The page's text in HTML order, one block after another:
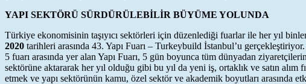
YAPI SEKTÖRÜ SÜRDÜRÜLEBİLİR BÜYÜME YOLUNDA
Türkiye ekonomisinin taşıyıcı sektörleri için düzenlediği fuarlar ile her yıl
2020 tarihleri arasında 43. Yapı Fuarı – Turkeybuild İstanbul’u
5 fuarı arasında yer alan Yapı Fuarı, 5 gün boyunca tüm dünyadan
sektörüne aktararak her yıl olduğu gibi bu yıl da yeni iş, ortaklık ve satın
etmek ve yapı sektörünün kamu, özel sektör ve akademik boyutları